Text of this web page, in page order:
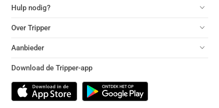
Hulp nodig?
Over Tripper
Aanbieder
Download de Tripper-app